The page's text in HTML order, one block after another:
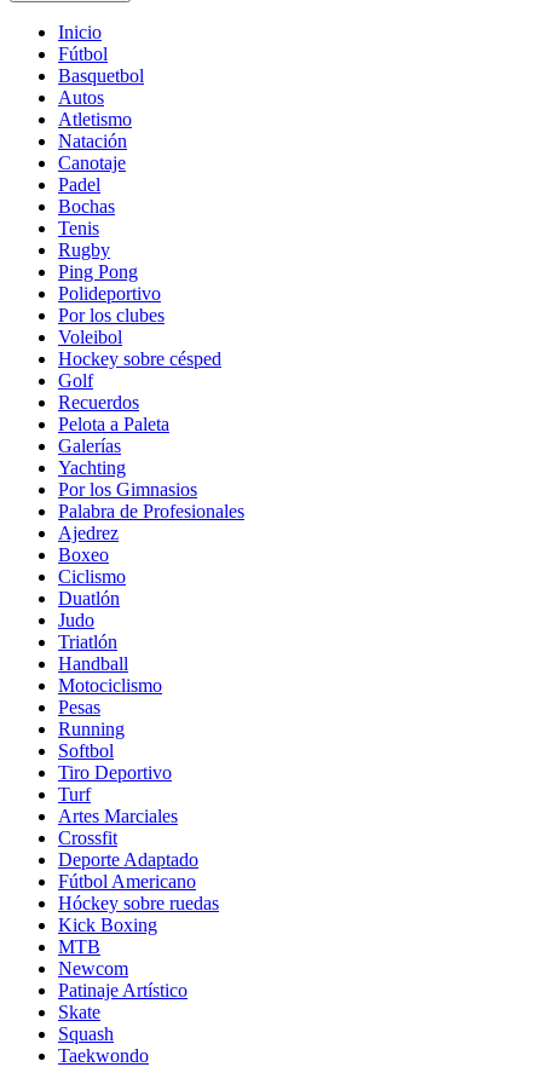
Inicio
Fútbol
Basquetbol
Autos
Atletismo
Natación
Canotaje
Padel
Bochas
Tenis
Rugby
Ping Pong
Polideportivo
Por los clubes
Voleibol
Hockey sobre césped
Golf
Recuerdos
Pelota a Paleta
Galerías
Yachting
Por los Gimnasios
Palabra de Profesionales
Ajedrez
Boxeo
Ciclismo
Duatlón
Judo
Triatlón
Handball
Motociclismo
Pesas
Running
Softbol
Tiro Deportivo
Turf
Artes Marciales
Crossfit
Deporte Adaptado
Fútbol Americano
Hóckey sobre ruedas
Kick Boxing
MTB
Newcom
Patinaje Artístico
Skate
Squash
Taekwondo